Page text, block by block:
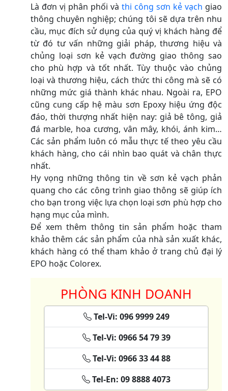
Là đơn vị phân phối và thi công sơn kẻ vạch giao
thông chuyên nghiệp; chúng tôi sẽ dựa trên nhu
cầu, mục đích sử dụng của quý vị khách hàng để
từ đó tư vấn những giải pháp, thương hiệu và
chủng loại sơn kẻ vạch đường giao thông sao
cho phù hợp và tốt nhất. Tùy thuộc vào chủng
loại và thương hiệu, cách thức thi công mà sẽ có
những mức giá thành khác nhau. Ngoài ra, EPO
cũng cung cấp hệ màu sơn Epoxy hiệu ứng độc
đáo, thời thượng nhất hiện nay: giả bê tông, giả
đá marble, hoa cương, vân mây, khói, ánh kim…
Các sản phẩm luôn có mẫu thực tế theo yêu cầu
khách hàng, cho cái nhìn bao quát và chân thực
nhất.
Hy vọng những thông tin về sơn kẻ vạch phản
quang cho các công trình giao thông sẽ giúp ích
cho bạn trong việc lựa chọn loại sơn phù hợp cho
hạng mục của mình.
Để xem thêm thông tin sản phẩm hoặc tham
khảo thêm các sản phẩm của nhà sản xuất khác,
khách hàng có thể tham khảo ở trang chủ đại lý
EPO hoặc Colorex.
PHÒNG KINH DOANH
Tel-Vi: 096 9999 249
Tel-Vi: 0966 54 79 39
Tel-Vi: 0966 33 44 88
Tel-En: 09 8888 4073